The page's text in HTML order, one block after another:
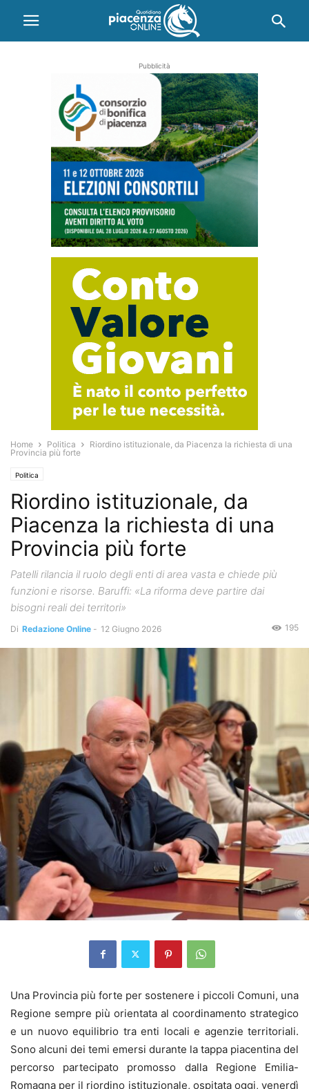
Pubblicità
Home Politica
Riordino istituzionale, da Piacenza la richiesta di una
Provincia più forte
Politica
Riordino istituzionale, da
Piacenza la richiesta di una
Provincia più forte
Patelli rilancia il ruolo degli enti di area vasta e chiede più
funzioni e risorse. Baruffi: «La riforma deve partire dai
bisogni reali dei territori»
Di Redazione Online - 12 Giugno 2026 195
Una Provincia più forte per sostenere i piccoli Comuni, una
Regione sempre più orientata al coordinamento strategico
e un nuovo equilibrio tra enti locali e agenzie territoriali.
Sono alcuni dei temi emersi durante la tappa piacentina del
percorso partecipato promosso dalla Regione Emilia-
Romagna per il riordino istituzionale, ospitata oggi, venerdì